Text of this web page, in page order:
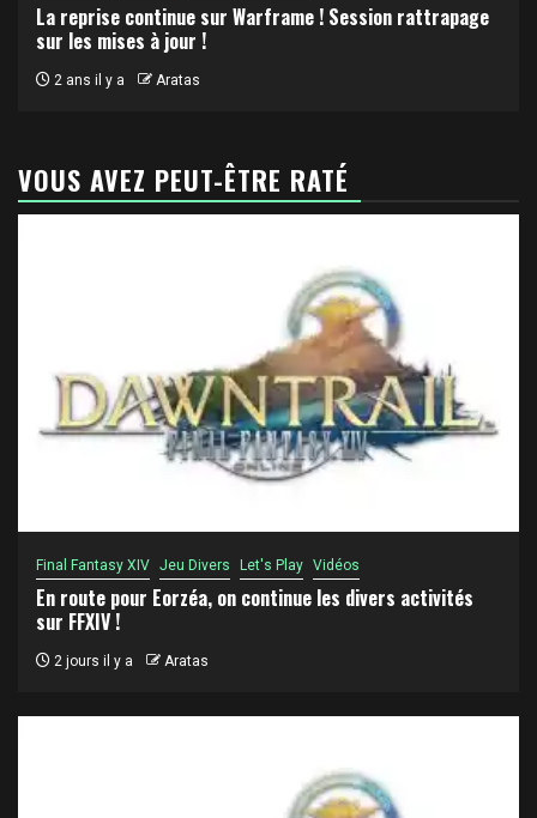
La reprise continue sur Warframe ! Session rattrapage
sur les mises à jour !
2 ans il y a Aratas
VOUS AVEZ PEUT-ÊTRE RATÉ
Final Fantasy XIV Jeu Divers Let's Play Vidéos
En route pour Eorzéa, on continue les divers activités
sur FFXIV !
2 jours il y a Aratas